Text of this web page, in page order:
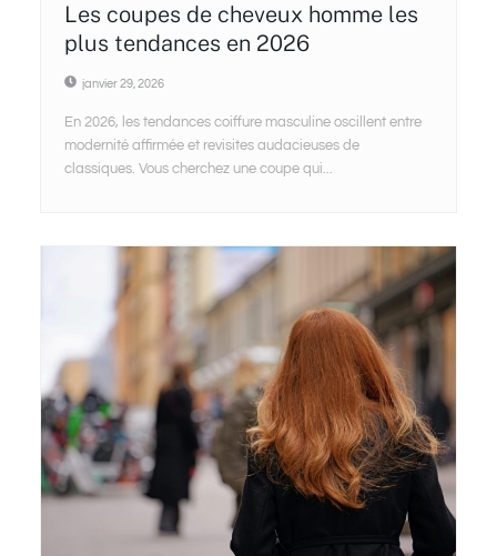
Les coupes de cheveux homme les
plus tendances en 2026
janvier 29, 2026
En 2026, les tendances coiffure masculine oscillent entre
modernité affirmée et revisites audacieuses de
classiques. Vous cherchez une coupe qui...